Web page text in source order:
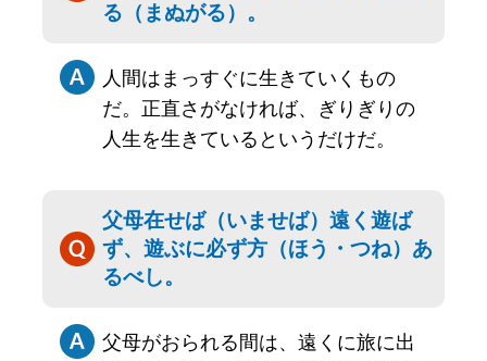
る（まぬがる）。
人間はまっすぐに生きていくもの
だ。正直さがなければ、ぎりぎりの
人生を生きているというだけだ。
父母在せば（いませば）遠く遊ば
ず、遊ぶに必ず方（ほう・つね）あ
るべし。
父母がおられる間は、遠くに旅に出